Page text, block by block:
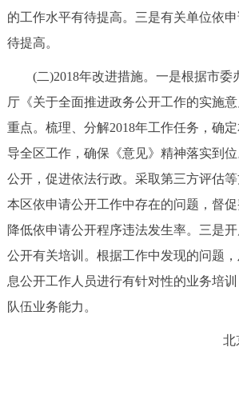
的工作水平有待提高。三是有关单位依
待提高。
(二)2018年改进措施。一是根据市委
厅《关于全面推进政务公开工作的实施
重点。梳理、分解2018年工作任务，确
导全区工作，确保《意见》精神落实到
公开，促进依法行政。采取第三方评估
本区依申请公开工作中存在的问题，督促
降低依申请公开程序违法发生率。三是
公开有关培训。根据工作中发现的问题
息公开工作人员进行有针对性的业务培
队伍业务能力。
北